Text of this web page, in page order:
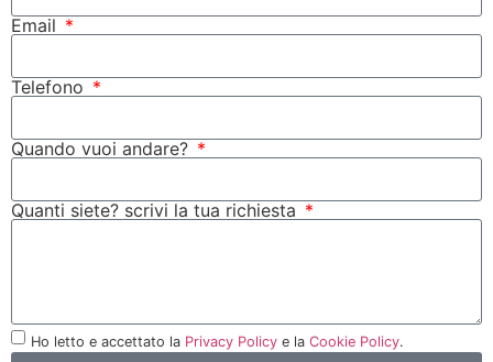
Email
Telefono
Quando vuoi andare?
Quanti siete? scrivi la tua richiesta
Ho letto e accettato la Privacy Policy e la Cookie Policy.